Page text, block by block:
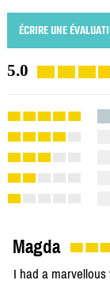
ÉCRIRE UNE
5.0
Magda
I had a